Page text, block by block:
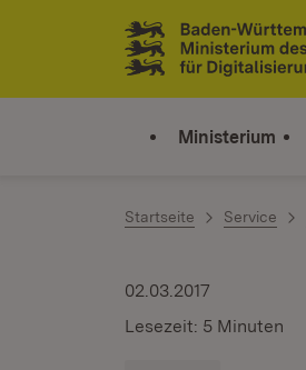
Zum Inhalt springen
Link zur Startseite
Ministerium
Startseite Service
02.03.2017
Lesezeit: 5 Minuten